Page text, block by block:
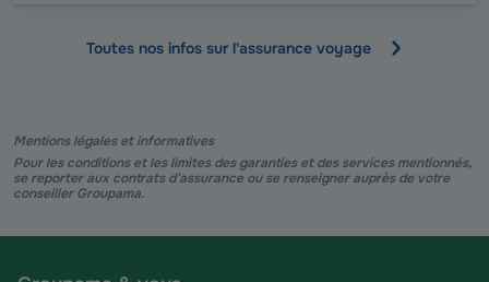
Toutes nos infos sur l'assurance voyage
Mentions légales et informatives
Pour les conditions et les limites des garanties et des services mentionnés,
se reporter aux contrats d’assurance ou se renseigner auprès de votre
conseiller Groupama.